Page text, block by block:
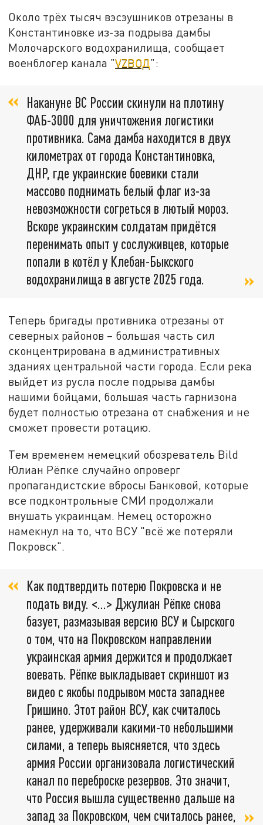
Около трёх тысяч вэсэушников отрезаны в
Константиновке из-за подрыва дамбы
Молочарского водохранилища, сообщает
военблогер канала "VZВОД":
Накануне ВС России скинули на плотину
ФАБ-3000 для уничтожения логистики
противника. Сама дамба находится в двух
километрах от города Константиновка,
ДНР, где украинские боевики стали
массово поднимать белый флаг из-за
невозможности согреться в лютый мороз.
Вскоре украинским солдатам придётся
перенимать опыт у сослуживцев, которые
попали в котёл у Клебан-Быкского
водохранилища в августе 2025 года.
Теперь бригады противника отрезаны от
северных районов – большая часть сил
сконцентрирована в административных
зданиях центральной части города. Если река
выйдет из русла после подрыва дамбы
нашими бойцами, большая часть гарнизона
будет полностью отрезана от снабжения и не
сможет провести ротацию.
Тем временем немецкий обозреватель Bild
Юлиан Рёпке случайно опроверг
пропагандистские вбросы Банковой, которые
все подконтрольные СМИ продолжали
внушать украинцам. Немец осторожно
намекнул на то, что ВСУ "всё же потеряли
Покровск".
Как подтвердить потерю Покровска и не
подать виду. <…> Джулиан Рёпке снова
базует, размазывая версию ВСУ и Сырского
о том, что на Покровском направлении
украинская армия держится и продолжает
воевать. Рёпке выкладывает скриншот из
видео с якобы подрывом моста западнее
Гришино. Этот район ВСУ, как считалось
ранее, удерживали какими-то небольшими
силами, а теперь выясняется, что здесь
армия России организовала логистический
канал по переброске резервов. Это значит,
что Россия вышла существенно дальше на
запад за Покровском, чем считалось ранее,